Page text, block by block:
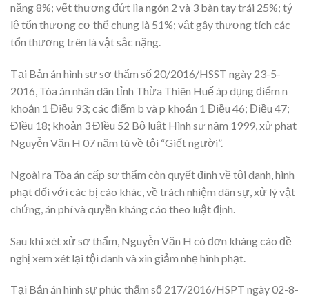
năng 8%; vết thương đứt lìa ngón 2 và 3 bàn tay trái 25%; tỷ
lệ tổn thương cơ thể chung là 51%; vật gây thương tích các
tổn thương trên là vật sắc nặng.
Tại Bản án hình sự sơ thẩm số 20/2016/HSST ngày 23-5-
2016, Tòa án nhân dân tỉnh Thừa Thiên Huế áp dụng điểm n
khoản 1 Điều 93; các điểm b và p khoản 1 Điều 46; Điều 47;
Điều 18; khoản 3 Điều 52 Bộ luật Hình sự năm 1999, xử phạt
Nguyễn Văn H 07 năm tù về tội “Giết người”.
Ngoài ra Tòa án cấp sơ thẩm còn quyết định về tội danh, hình
phạt đối với các bị cáo khác, về trách nhiệm dân sự, xử lý vật
chứng, án phí và quyền kháng cáo theo luật định.
Sau khi xét xử sơ thẩm, Nguyễn Văn H có đơn kháng cáo đề
nghị xem xét lại tội danh và xin giảm nhẹ hình phạt.
Tại Bản án hình sự phúc thẩm số 217/2016/HSPT ngày 02-8-